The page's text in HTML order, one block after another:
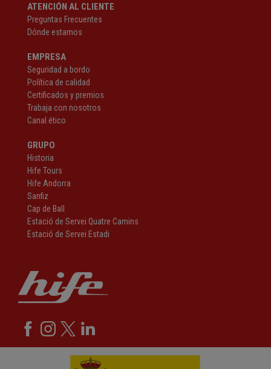
ATENCIÓN AL CLIENTE
Preguntas Frecuentes
Dónde estamos
EMPRESA
Seguridad a bordo
Política de calidad
Certificados y premios
Trabaja con nosotros
Canal ético
GRUPO
Historia
Hife Tours
Hife Andorra
Sanfiz
Cap de Ball
Estació de Servei Quatre Camins
Estació de Servei Estadi